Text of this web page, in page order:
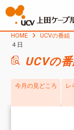
HOME UCVの番組
４日
UCVの
今月の見どころ レ